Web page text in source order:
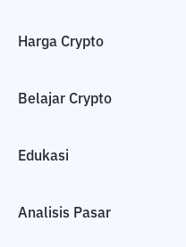
Harga Crypto
Belajar Crypto
Edukasi
Analisis Pasar